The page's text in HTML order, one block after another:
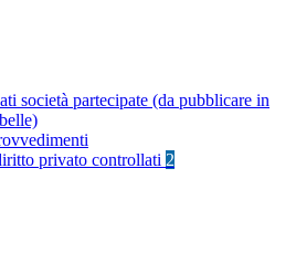
società partecipate (da pubblicare in
privato controllati 2